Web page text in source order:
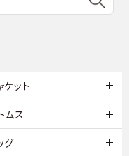
ケット
ムス
グ